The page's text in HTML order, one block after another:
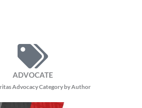
ADVOCATE
Advocacy Category by Author